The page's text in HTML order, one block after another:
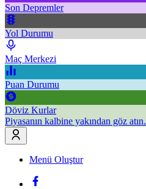
Son Depremler
Yol Durumu
Maç Merkezi
Puan Durumu
Döviz Kurlar
Piyasanın kalbine yakından göz atın.
Menü Oluştur